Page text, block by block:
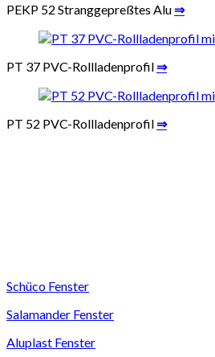
PEKP 52 Stranggepreßtes Alu ⇒
PT 37 PVC-Rollladenprofil ⇒
PT 52 PVC-Rollladenprofil ⇒
Schüco Fenster
Salamander Fenster
Aluplast Fenster